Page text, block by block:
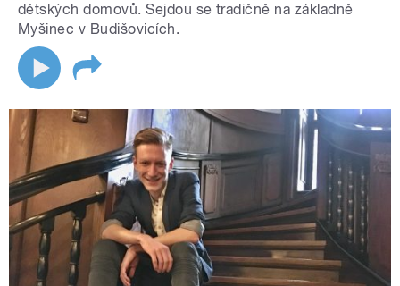
dětských domovů. Sejdou se tradičně na základně
Myšinec v Budišovicích.